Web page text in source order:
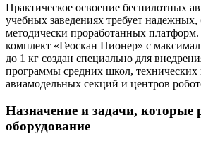
Практическое освоение беспилотных
учебных заведениях требует надежных,
методически проработанных
комплект «Геоскан Пионер» с
до 1 кг создан специально для
программы средних школ, технических
авиамодельных секций и центров
Назначение и задачи, которые
оборудование